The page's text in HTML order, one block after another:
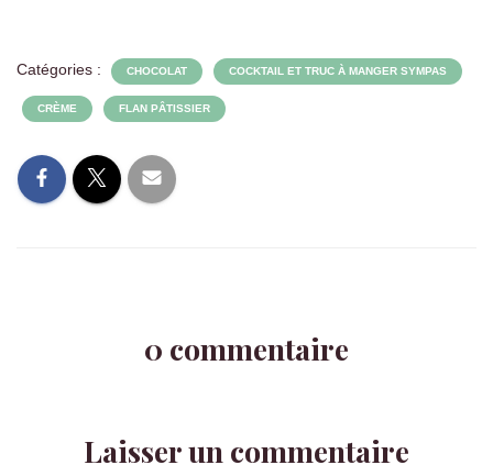
Catégories : CHOCOLAT COCKTAIL ET TRUC À MANGER SYMPAS
CRÈME FLAN PÂTISSIER
0 commentaire
Laisser un commentaire